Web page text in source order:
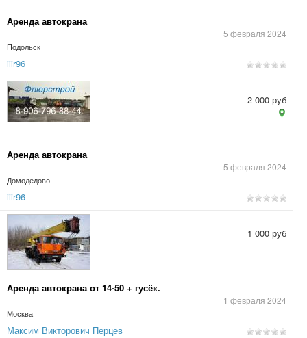
Аренда автокрана
5 февраля 2024
Подольск
iiir96
Аренда автокрана
5 февраля 2024
Домодедово
2 000 руб
iiir96
Аренда автокрана от 14-50 + гусёк.
1 февраля 2024
Москва
1 000 руб
Максим Викторович Перцев